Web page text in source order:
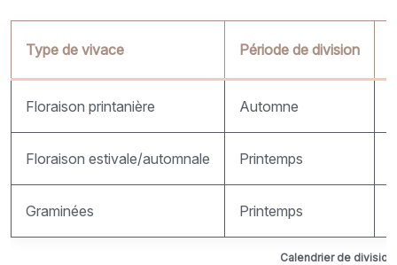
Calendrier de
Type de vivace Période de division
Floraison printanière Automne
Floraison estivale/automnale Printemps
Graminées Printemps